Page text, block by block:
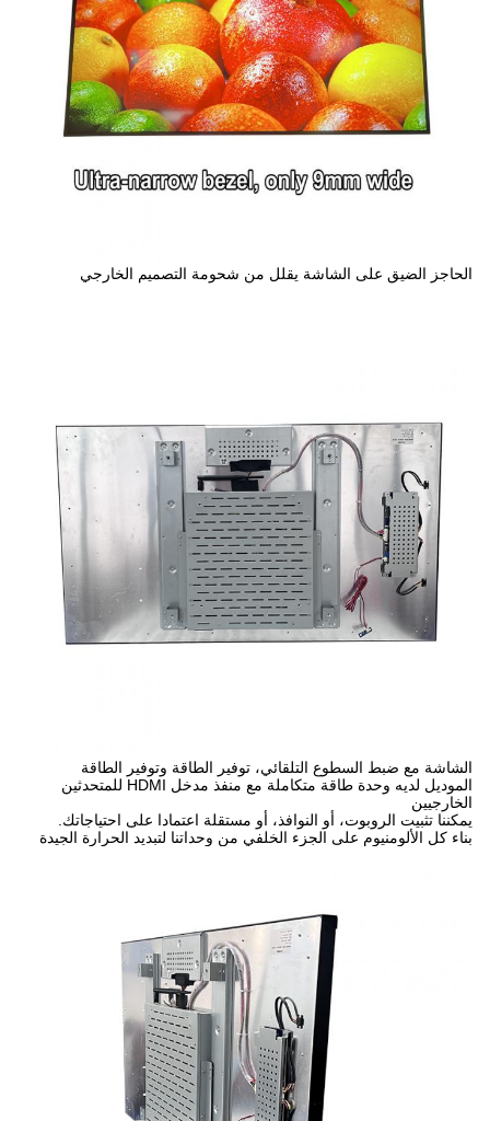
الحاجز الضيق على الشاشة يقلل من شحومة التصميم الخارجي
الشاشة مع ضبط السطوع التلقائي، توفير الطاقة وتوفير الطاقة
الموديل لديه وحدة طاقة متكاملة مع منفذ مدخل HDMI للمتحدثين
الخارجيين
يمكننا تثبيت الروبوت، أو النوافذ، أو مستقلة اعتمادا على احتياجاتك.
بناء كل الألومنيوم على الجزء الخلفي من وحداتنا لتبديد الحرارة الجيدة